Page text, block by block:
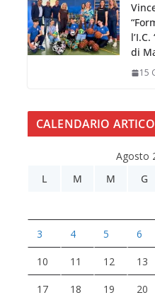
di
15
CALENDARIO
Agosto
L
M M G
3 4 5 6
10 11 12 13
17 18 19 20